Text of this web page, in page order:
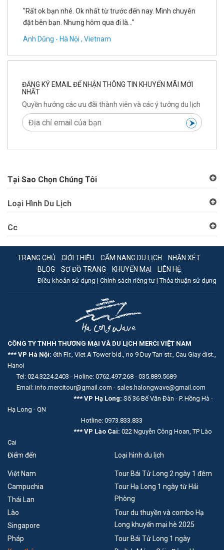
"Rất ok bạn nhé. Ok nhất từ trước đến nay. Mình chuyên
đặt bên bạn. Nhưng hôm qua đi là..."
Anh Dũng - Hà Nội , Vietnam
ĐĂNG KÝ EMAIL ĐỂ NHẬN THÔNG TIN KHUYẾN MÃI MỚI
NHẤT
Quyền hưởng các ưu đãi thành viên và các ý tưởng du lịch
Tại Sao Chọn Chúng Tôi
Loại Hình Du Lịch
Cc
TRANG CHỦ GIỚI THIỆU CẨM NANG DU LỊCH
NHẬN XÉT
BLOG
SƠ ĐỒ TRANG KHUYẾN MẠI LIÊN HỆ
Điều khoản sử dụng | Chính sách riêng tư |Thỏa thuận sử dụng
CÔNG TY TNHH THƯƠNG MẠI VÀ DU LỊCH MERCI VIỆT NAM
*** VP Hà Nội: 6th Flr., Viet A Tower bld., no 9 Duy Tan str., Cau Giay dist.,
Hanoi
Tel: 024.3224.2403 - Holine: 0762.497.268 - 035.889.5689
Email: info.mercitour@gmail.com - sales.halongwave@gmail.com
*** VP Hạ Long: Số 36 Bế Văn Đàn - P. Hồng Hà -
Hạ Long - QN
Hotline: 0973.833.833
*** VP Lào Cai: 022 Nguyễn Công Hoan, TP Lào
Cai
Điểm đến
Việt Nam
Campuchia
Thái Lan
Lào
Singapore
Pháp
Loại hình du lịch
Tour Bái Tử Long 2 ngày 1 đêm
Tour Hạ Long 1 ngày từ Hải
Phòng
Tour du thuyền và combo Hạ
Long khuyến mại hè 2025
Tour Bái Tử Long 1 ngày